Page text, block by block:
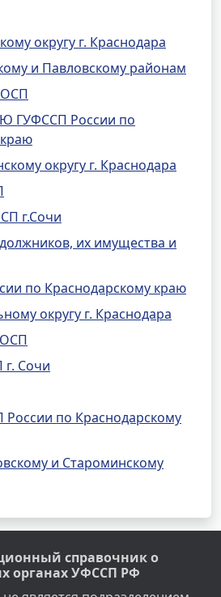
округу г. Краснодара
и Павловскому районам
ГУФССП России по
округу г. Краснодара
г.Сочи
их имущества и
по Краснодарскому краю
округу г. Краснодара
г. Сочи
по Краснодарскому
и Староминскому
справочник о
органах УФССП РФ